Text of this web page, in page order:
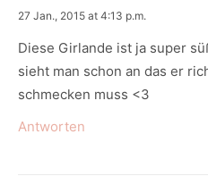
says:
27 Jan., 2015 at 4:13 p.m.
Diese Girlande ist ja super
sieht man schon an das er
schmecken muss <3
Antworten